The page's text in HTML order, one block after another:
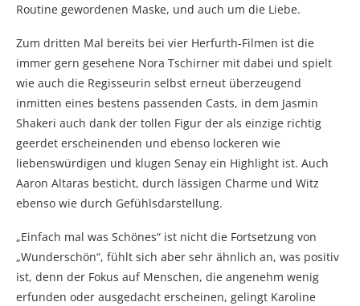
Routine gewordenen Maske, und auch um die Liebe.
Zum dritten Mal bereits bei vier Herfurth-Filmen ist die
immer gern gesehene Nora Tschirner mit dabei und spielt
wie auch die Regisseurin selbst erneut überzeugend
inmitten eines bestens passenden Casts, in dem Jasmin
Shakeri auch dank der tollen Figur der als einzige richtig
geerdet erscheinenden und ebenso lockeren wie
liebenswürdigen und klugen Senay ein Highlight ist. Auch
Aaron Altaras besticht, durch lässigen Charme und Witz
ebenso wie durch Gefühlsdarstellung.
„Einfach mal was Schönes“ ist nicht die Fortsetzung von
„Wunderschön“, fühlt sich aber sehr ähnlich an, was positiv
ist, denn der Fokus auf Menschen, die angenehm wenig
erfunden oder ausgedacht erscheinen, gelingt Karoline